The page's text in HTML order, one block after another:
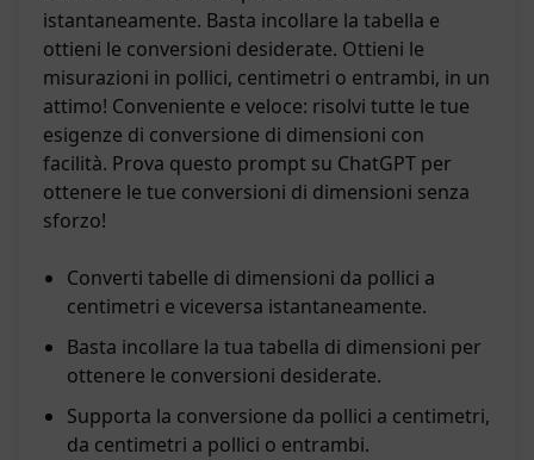
istantaneamente. Basta incollare la tabella e
ottieni le conversioni desiderate. Ottieni le
misurazioni in pollici, centimetri o entrambi, in un
attimo! Conveniente e veloce: risolvi tutte le tue
esigenze di conversione di dimensioni con
facilità. Prova questo prompt su ChatGPT per
ottenere le tue conversioni di dimensioni senza
sforzo!
Converti tabelle di dimensioni da pollici a
centimetri e viceversa istantaneamente.
Basta incollare la tua tabella di dimensioni per
ottenere le conversioni desiderate.
Supporta la conversione da pollici a centimetri,
da centimetri a pollici o entrambi.